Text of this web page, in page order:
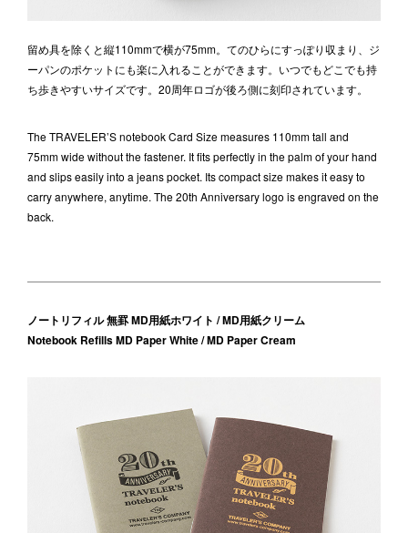
留め具を除くと縦110mmで横が75mm。てのひらにすっぽり収まり、ジ
ーパンのポケットにも楽に入れることができます。いつでもどこでも持
ち歩きやすいサイズです。20周年ロゴが後ろ側に刻印されています。
The TRAVELER’S notebook Card Size measures 110mm tall and
75mm wide without the fastener. It fits perfectly in the palm of your hand
and slips easily into a jeans pocket. Its compact size makes it easy to
carry anywhere, anytime. The 20th Anniversary logo is engraved on the
back.
ノートリフィル 無罫 MD用紙ホワイト / MD用紙クリーム
Notebook Refills MD Paper White / MD Paper Cream